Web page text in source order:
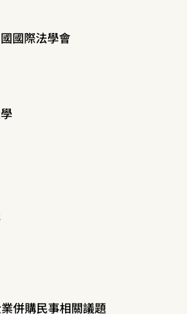
國際法學會
併購民事相關議題